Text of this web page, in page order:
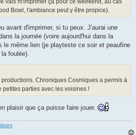
Bowl, l'ambiance peut y être propice).
avant d'imprimer, si tu peux. J'aurai une
la journée (voire aujourd'hui dans la
le même lien (je playteste ce soir et peaufine
foulée).
productions. Chroniques Cosmiques a permis à
petites parties avec les voisines !
plaisir que ça puisse faire jouer.